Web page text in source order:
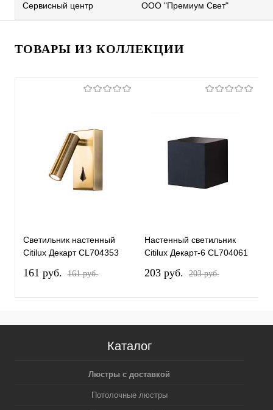
Сервисный центр ООО "Премиум Свет"
ТОВАРЫ ИЗ КОЛЛЕКЦИИ
Светильник настенный
Citilux Декарт CL704353
161 pуб. 161 pуб.
Настенный светильник
Citilux Декарт-6 CL704061
203 pуб. 203 pуб.
Каталог
Люстры с доставкой
Потолочные люстры